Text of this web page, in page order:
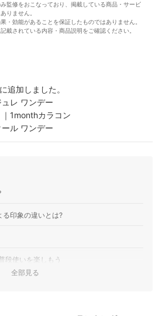
監修をおこなっており、掲載している商品・サービ
りません。
・効能があることを保証したものではありません。
載されている内容・商品説明をご確認ください。
追加しました。
レ ワンデー
1monthカラコン
ル ワンデー
メロンパン
卯月ミント
レワンデー
ーヴワンデー
ルミーワンデー
｜エンジェルカラー ヴィンテージ ワ
ネオサイト ワンデーシエルUV
る印象の違いとは?
段使いを楽しもう
全部見る